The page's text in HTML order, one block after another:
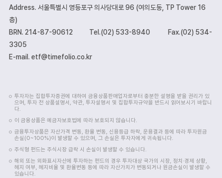
Address. 서울특별시 영등포구 의사당대로 96 (여의도동, TP Tower 16
층)
BRN. 214-87-90612
Tel.(02) 533-8940
Fax.(02) 534-
3305
E-mail. etf@timefolio.co.kr
투자자는 집합투자증권에 대하여 금융상품판매업자로부터 충분한 설명을 받을 권리가 있
으며, 투자 전 상품설명서, 약관, 투자설명서 및 집합투자규약을 반드시 읽어보시기 바랍니
다.
이 금융상품은 예금자보호법에 따라 보호되지 않습니다.
금융투자상품은 자산가격 변동, 환율 변동, 신용등급 하락, 운용결과 등에 따라 투자원금
손실(0~100%)이 발생할 수 있으며, 그 손실은 투자자에게 귀속됩니다.
주식형 펀드는 주식시장 급락 시 손실이 발생할 수 있습니다.
해외 또는 외화표시자산에 투자하는 펀드의 경우 투자대상 국가의 시장, 정치·경제 상황,
헤지 여부, 헤지비율 및 환율변동 등에 따라 자산가치가 변동되거나 원금손실이 발생할 수
있습니다.